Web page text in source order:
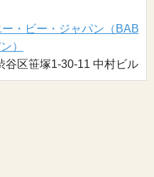
・ビー・ジャパン（BAB
）
谷区笹塚1-30-11 中村ビル